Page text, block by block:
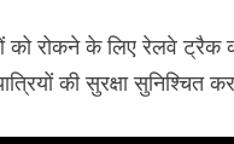
को रोकने के लिए रेलवे ट्रैक
की सुरक्षा सुनिश्चित